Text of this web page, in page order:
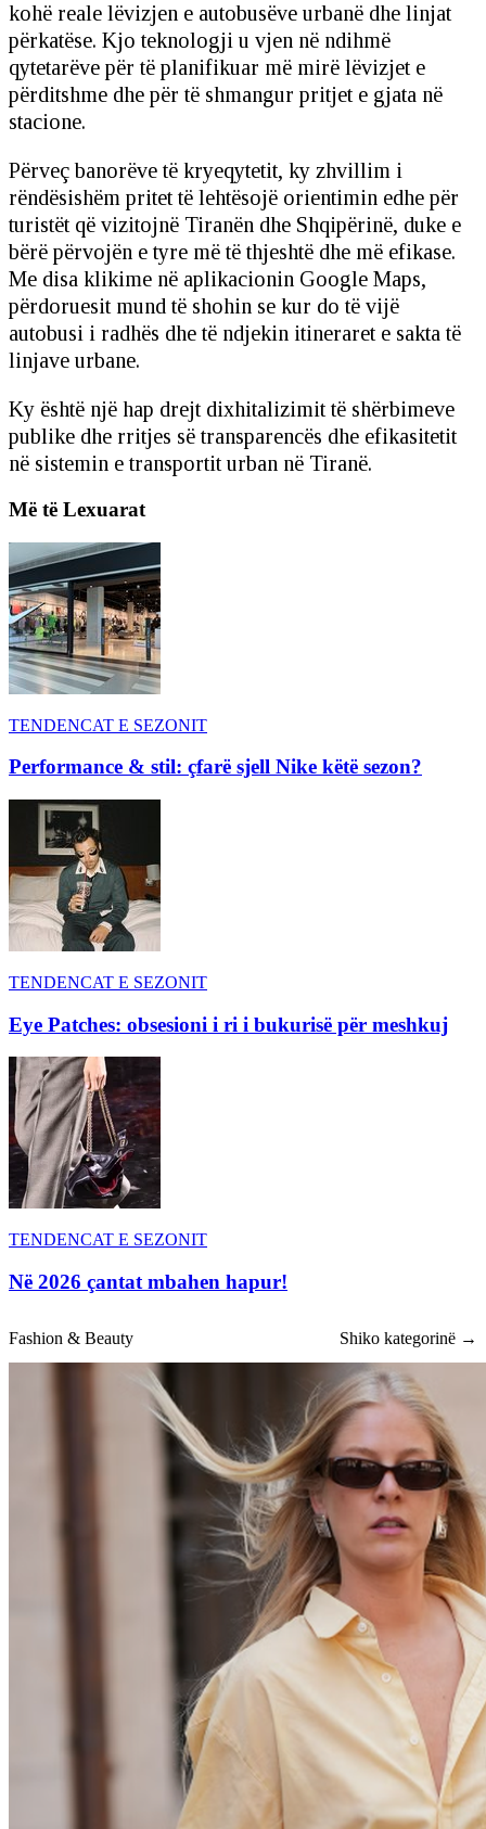
kohë reale lëvizjen e autobusëve urbanë dhe linjat
përkatëse. Kjo teknologji u vjen në ndihmë
qytetarëve për të planifikuar më mirë lëvizjet e
përditshme dhe për të shmangur pritjet e gjata në
stacione.
Përveç banorëve të kryeqytetit, ky zhvillim i
rëndësishëm pritet të lehtësojë orientimin edhe për
turistët që vizitojnë Tiranën dhe Shqipërinë, duke e
bërë përvojën e tyre më të thjeshtë dhe më efikase.
Me disa klikime në aplikacionin Google Maps,
përdoruesit mund të shohin se kur do të vijë
autobusi i radhës dhe të ndjekin itineraret e sakta të
linjave urbane.
Ky është një hap drejt dixhitalizimit të shërbimeve
publike dhe rritjes së transparencës dhe efikasitetit
në sistemin e transportit urban në Tiranë.
Më të Lexuarat
TENDENCAT E SEZONIT
Performance & stil: çfarë sjell Nike këtë sezon?
TENDENCAT E SEZONIT
Eye Patches: obsesioni i ri i bukurisë për meshkuj
TENDENCAT E SEZONIT
Në 2026 çantat mbahen hapur!
Fashion & Beauty Shiko kategorinë →